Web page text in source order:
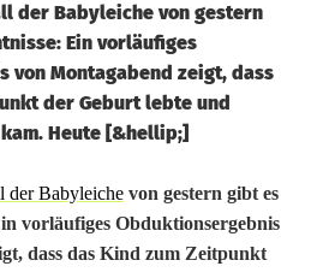
der Babyleiche von gestern
Ein vorläufiges
von Montagabend zeigt, dass
der Geburt lebte und
Heute [&hellip;]
der Babyleiche von gestern gibt es
vorläufiges Obduktionsergebnis
dass das Kind zum Zeitpunkt